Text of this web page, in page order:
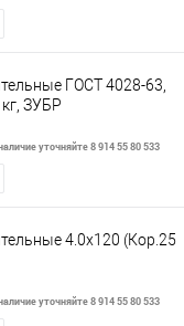
ГОСТ 4028-63,
ЗУБР
уточняйте 8 914 55 80 533
4.0х120 (Кор.25
уточняйте 8 914 55 80 533